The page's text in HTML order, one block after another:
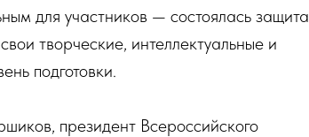
для участников — состоялась защита
творческие, интеллектуальные и
подготовки.
президент Всероссийского